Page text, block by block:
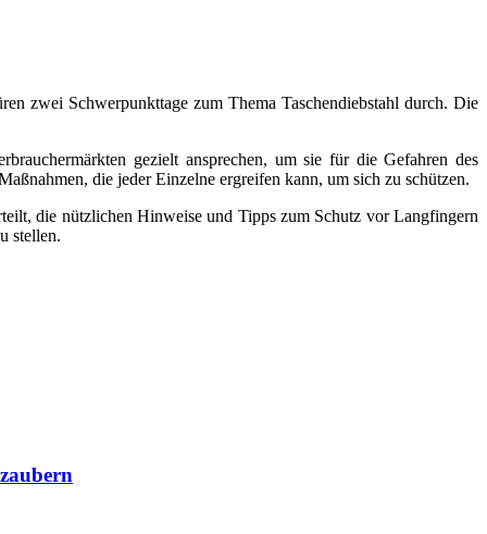
zwei Schwerpunkttage zum Thema Taschendiebstahl durch. Die
gezielt ansprechen, um sie für die Gefahren des
die jeder Einzelne ergreifen kann, um sich zu schützen.
die nützlichen Hinweise und Tipps zum Schutz vor Langfingern
stellen.